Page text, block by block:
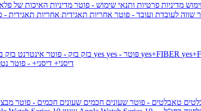
מדיניות פרטיות ותנאי שימוש - פוטר מדיניות האיכות של
שווה לעובדת ועובד - פוטר אחריות תאגידית אחריות תאגידית -
בזק בזק - פוטר אינטרנט בזק yes yes+FIBER
דיסני+ דיסני+ - פוטר
טאבלטים - פוטר שעונים חכמים שעונים חכמים - פוטר